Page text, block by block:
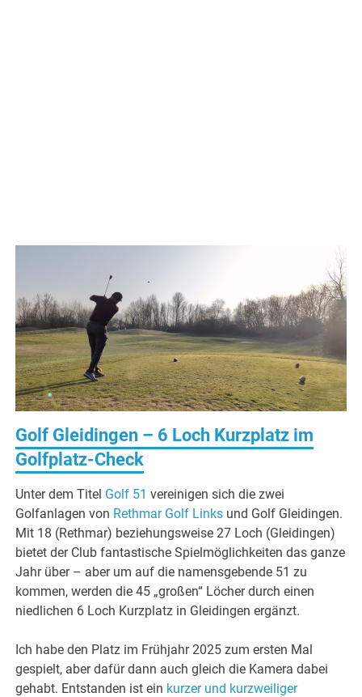
Golf Gleidingen – 6 Loch Kurzplatz im
Golfplatz-Check
Unter dem Titel Golf 51 vereinigen sich die zwei
Golfanlagen von Rethmar Golf Links und Golf Gleidingen.
Mit 18 (Rethmar) beziehungsweise 27 Loch (Gleidingen)
bietet der Club fantastische Spielmöglichkeiten das ganze
Jahr über – aber um auf die namensgebende 51 zu
kommen, werden die 45 „großen“ Löcher durch einen
niedlichen 6 Loch Kurzplatz in Gleidingen ergänzt.
Ich habe den Platz im Frühjahr 2025 zum ersten Mal
gespielt, aber dafür dann auch gleich die Kamera dabei
gehabt. Entstanden ist ein kurzer und kurzweiliger